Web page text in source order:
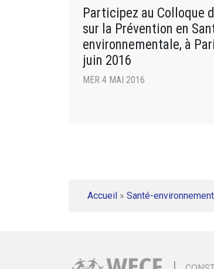
Participez au Colloque
sur la Prévention en
environnementale, à
juin 2016
MER 4 MAI 2016
Accueil » Santé-environnement